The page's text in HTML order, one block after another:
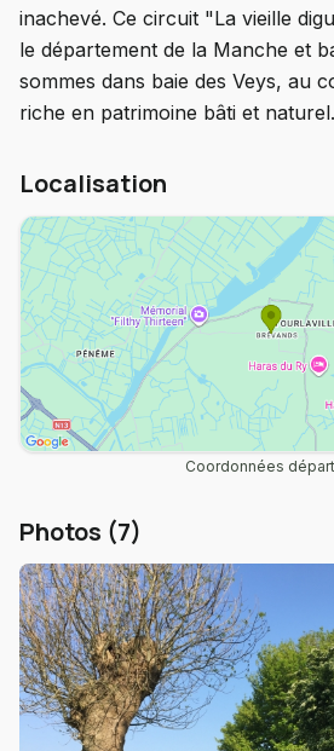
inachevé. Ce circuit "La vieille
le département de la Manche et
sommes dans baie des Veys, au
riche en patrimoine bâti et naturel.
Localisation
Coordonnées
Photos (7)